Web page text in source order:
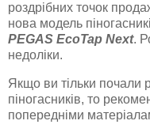
роздрібних точок
нова модель
PEGAS EcoTap Next.
недоліки.
Якщо ви тільки почали
піногасників, то
попередніми